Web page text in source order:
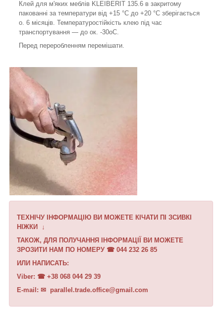
Клей для м'яких меблів KLEIBERIT 135.6 в закритому
пакованні за температури від +15 °C до +20 °C зберігається
о. 6 місяців. Температуростійкість клею під час
транспортування — до ок. -30oC.
Перед переробленням перемішати.
ТЕХНІЧУ ІНФОРМАЦІЮ ВИ МОЖЕТЕ КІЧАТИ ПІ ЗСИВКІ
НІЖКИ
↓
ТАКОЖ, ДЛЯ ПОЛУЧАННЯ ІНФОРМАЦІЇ ВИ МОЖЕТЕ
ЗРОЗИТИ НАМ ПО НОМЕРУ ☎︎ 044 232 26 85
ИЛИ НАПИСАТЬ:
Viber: ☎︎ +38 068 044 29 39
E-mail: ✉︎ parallel.trade.office@gmail.com